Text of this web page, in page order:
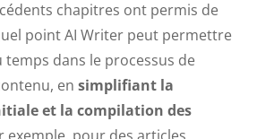
chapitres ont permis de
point AI Writer peut permettre
temps dans le processus de
en simplifiant la
et la compilation des